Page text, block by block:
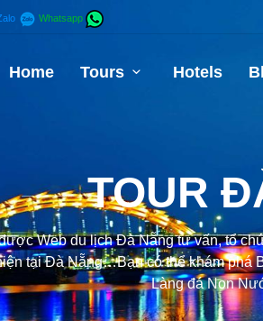
Whatsapp
Home Tours Hotels
TOUR
Web du lịch Đà Nẵng tư vấn, tổ
tại Đà Nẵng…Bạn có thể khám
Làng đá Non